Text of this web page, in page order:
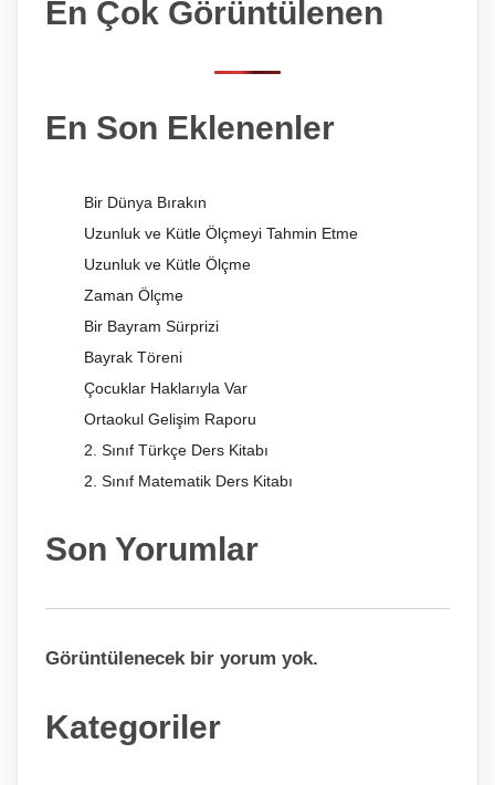
En Çok Görüntülenen
En Son Eklenenler
Bir Dünya Bırakın
Uzunluk ve Kütle Ölçmeyi Tahmin Etme
Uzunluk ve Kütle Ölçme
Zaman Ölçme
Bir Bayram Sürprizi
Bayrak Töreni
Çocuklar Haklarıyla Var
Ortaokul Gelişim Raporu
2. Sınıf Türkçe Ders Kitabı
2. Sınıf Matematik Ders Kitabı
Son Yorumlar
Görüntülenecek bir yorum yok.
Kategoriler